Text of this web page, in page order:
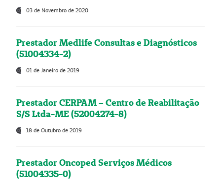
03 de Novembro de 2020
Prestador Medlife Consultas e Diagnósticos
(51004334-2)
01 de Janeiro de 2019
Prestador CERPAM – Centro de Reabilitação
S/S Ltda-ME (52004274-8)
18 de Outubro de 2019
Prestador Oncoped Serviços Médicos
(51004335-0)